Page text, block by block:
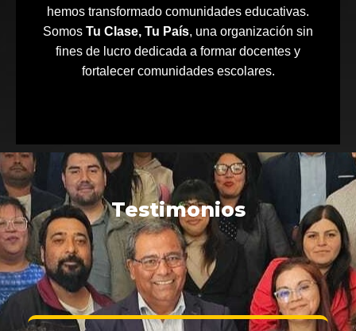
hemos transformado comunidades educativas.
Somos Tu Clase, Tu País, una organización sin
fines de lucro dedicada a formar docentes y
fortalecer comunidades escolares.
Testimonios